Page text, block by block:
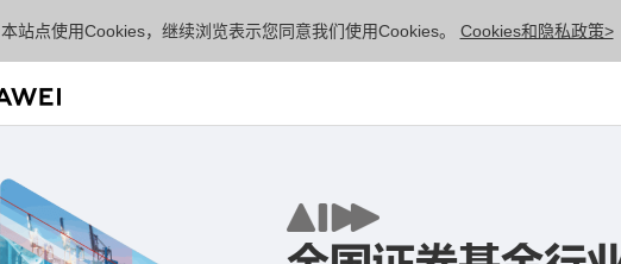
本站点使用Cookies，继续浏览表示您同意我们使用Cookies。 Cookies和隐私政策>